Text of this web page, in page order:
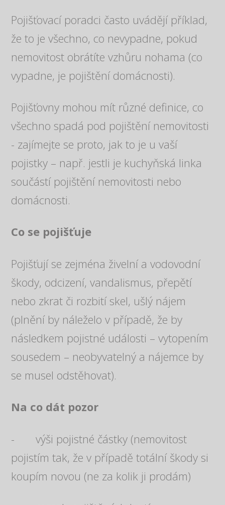
Pojišťovací poradci často uvádějí příklad,
že to je všechno, co nevypadne, pokud
nemovitost obrátíte vzhůru nohama (co
vypadne, je pojištění domácnosti).
Pojišťovny mohou mít různé definice, co
všechno spadá pod pojištění nemovitosti
- zajímejte se proto, jak to je u vaší
pojistky – např. jestli je kuchyňská linka
součástí pojištění nemovitosti nebo
domácnosti.
Co se pojišťuje
Pojišťují se zejména živelní a vodovodní
škody, odcizení, vandalismus, přepětí
nebo zkrat či rozbití skel, ušlý nájem
(plnění by náleželo v případě, že by
následkem pojistné události – vytopením
sousedem – neobyvatelný a nájemce by
se musel odstěhovat).
Na co dát pozor
- výši pojistné částky (nemovitost
pojistím tak, že v případě totální škody si
koupím novou (ne za kolik ji prodám)